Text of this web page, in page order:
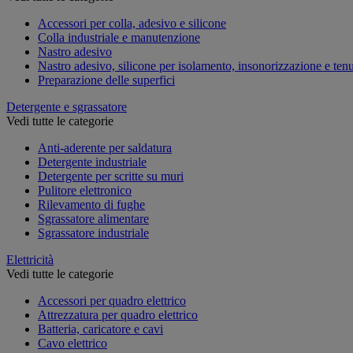
Accessori per colla, adesivo e silicone
Colla industriale e manutenzione
Nastro adesivo
Nastro adesivo, silicone per isolamento, insonorizzazione e
Preparazione delle superfici
Detergente e sgrassatore
Vedi tutte le categorie
Anti-aderente per saldatura
Detergente industriale
Detergente per scritte su muri
Pulitore elettronico
Rilevamento di fughe
Sgrassatore alimentare
Sgrassatore industriale
Elettricità
Vedi tutte le categorie
Accessori per quadro elettrico
Attrezzatura per quadro elettrico
Batteria, caricatore e cavi
Cavo elettrico